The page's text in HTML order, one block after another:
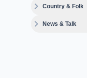
expand_moreCountry & Folk
expand_moreNews & Talk